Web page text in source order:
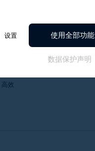
直流电机
高效
设置 使用全部功能
数据保护声明